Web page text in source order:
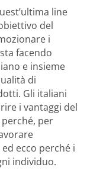
line
del
i
facendo
e insieme
di
Gli italiani
i vantaggi del
per
ed ecco perché i
individuo.